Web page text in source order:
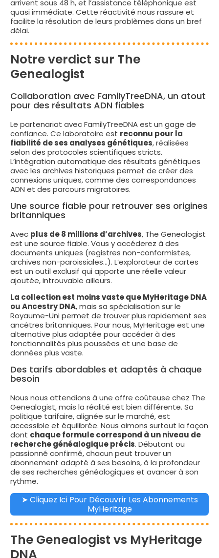
arrivent sous 48 h, et l’assistance téléphonique est
quasi immédiate. Cette réactivité nous rassure et
facilite la résolution de leurs problèmes dans un bref
délai.
Notre verdict sur The
Genealogist
Collaboration avec FamilyTreeDNA, un atout
pour des résultats ADN fiables
Le partenariat avec FamilyTreeDNA est un gage de
confiance. Ce laboratoire est reconnu pour la
fiabilité de ses analyses génétiques, réalisées
selon des protocoles scientifiques stricts.
L’intégration automatique des résultats génétiques
avec les archives historiques permet de créer des
connexions uniques, comme des correspondances
ADN et des parcours migratoires.
Une source fiable pour retrouver ses origines
britanniques
Avec plus de 8 millions d’archives, The Genealogist
est une source fiable. Vous y accéderez à des
documents uniques (registres non-conformistes,
archives non-paroissiales…). L’explorateur de cartes
est un outil exclusif qui apporte une réelle valeur
ajoutée, introuvable ailleurs.
La collection est moins vaste que MyHeritage DNA
ou Ancestry DNA, mais sa spécialisation sur le
Royaume-Uni permet de trouver plus rapidement ses
ancêtres britanniques. Pour nous, MyHeritage est une
alternative plus adaptée pour accéder à des
fonctionnalités plus poussées et une base de
données plus vaste.
Des tarifs abordables et adaptés à chaque
besoin
Nous nous attendions à une offre coûteuse chez The
Genealogist, mais la réalité est bien différente. Sa
politique tarifaire, alignée sur le marché, est
accessible et équilibrée. Nous aimons surtout la façon
dont chaque formule correspond à un niveau de
recherche généalogique précis. Débutant ou
passionné confirmé, chacun peut trouver un
abonnement adapté à ses besoins, à la profondeur
de ses recherches généalogiques et avancer à son
rythme.
➤ Cliquez Ici Pour Découvrir Les Abonnements
MyHeritage
The Genealogist vs MyHeritage
DNA